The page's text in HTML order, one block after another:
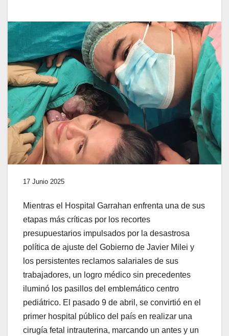
17 Junio 2025
Mientras el Hospital Garrahan enfrenta una de sus
etapas más críticas por los recortes
presupuestarios impulsados por la desastrosa
política de ajuste del Gobierno de Javier Milei y
los persistentes reclamos salariales de sus
trabajadores, un logro médico sin precedentes
iluminó los pasillos del emblemático centro
pediátrico. El pasado 9 de abril, se convirtió en el
primer hospital público del país en realizar una
cirugía fetal intrauterina, marcando un antes y un